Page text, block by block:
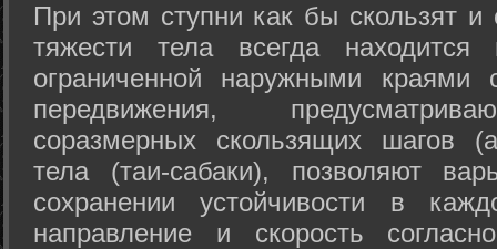
При этом ступни как бы скользят
тяжести тела всегда
ограниченной наружными краями
передвижения,
соразмерных скользящих шагов
тела (таи-сабаки), позволяют
сохранении устойчивости в
направление и скорость